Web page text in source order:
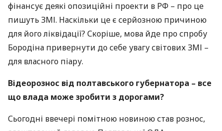
фінансує деякі опозиційні проекти в РФ – про це
пишуть ЗМІ. Наскільки це є серйозною причиною
для його ліквідації? Скоріше, мова йде про спробу
Бородіна привернути до себе увагу світовихЗМІ –
для власного піару.
Відеорознос від полтавського губернатора – все
що влада може зробити з дорогами?
Сьогодні ввечері помітною новиною став рознос,